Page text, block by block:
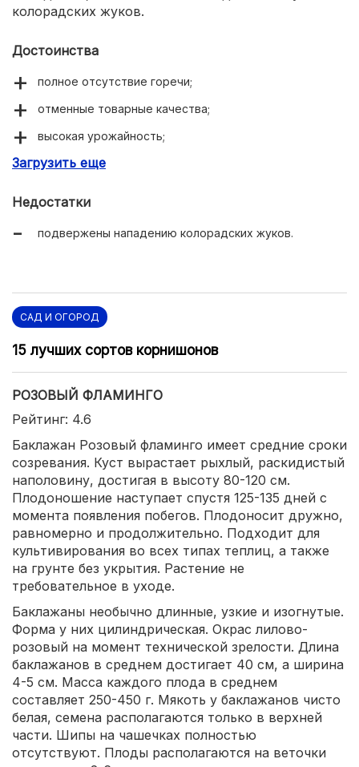
колорадских жуков.
Достоинства
полное отсутствие горечи;
отменные товарные качества;
высокая урожайность;
хороший иммунитет к основным заболеваниям.
Загрузить еще
Недостатки
подвержены нападению колорадских жуков.
САД И ОГОРОД
15 лучших сортов корнишонов
РОЗОВЫЙ ФЛАМИНГО
Рейтинг: 4.6
Баклажан Розовый фламинго имеет средние сроки
созревания. Куст вырастает рыхлый, раскидистый
наполовину, достигая в высоту 80-120 см.
Плодоношение наступает спустя 125-135 дней с
момента появления побегов. Плодоносит дружно,
равномерно и продолжительно. Подходит для
культивирования во всех типах теплиц, а также
на грунте без укрытия. Растение не
требовательное в уходе.
Баклажаны необычно длинные, узкие и изогнутые.
Форма у них цилиндрическая. Окрас лилово-
розовый на момент технической зрелости. Длина
баклажанов в среднем достигает 40 см, а ширина
4-5 см. Масса каждого плода в среднем
составляет 250-450 г. Мякоть у баклажанов чисто
белая, семена располагаются только в верхней
части. Шипы на чашечках полностью
отсутствуют. Плоды располагаются на веточки